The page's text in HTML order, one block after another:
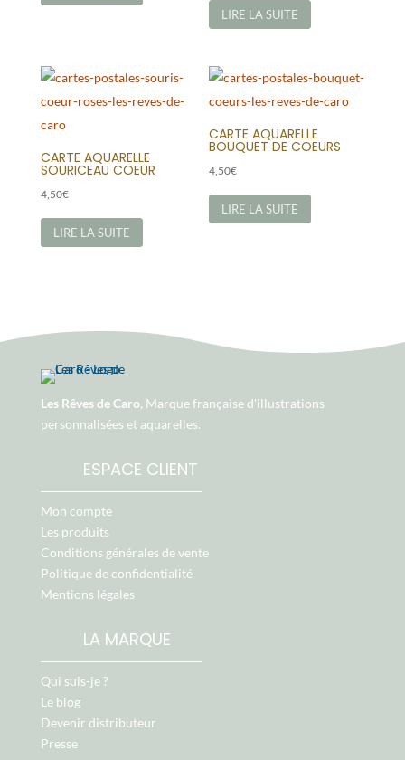
LIRE LA SUITE
CARTE AQUARELLE
SOURICEAU COEUR
4,50€
LIRE LA SUITE
CARTE AQUARELLE
BOUQUET DE COEURS
4,50€
LIRE LA SUITE
Les Rêves de Caro, Marque française d'illustrations
personnalisées et aquarelles.
ESPACE CLIENT
Mon compte
Les produits
Conditions générales de vente
Politique de confidentialité
Mentions légales
LA MARQUE
Qui suis-je ?
Le blog
Devenir distributeur
Presse